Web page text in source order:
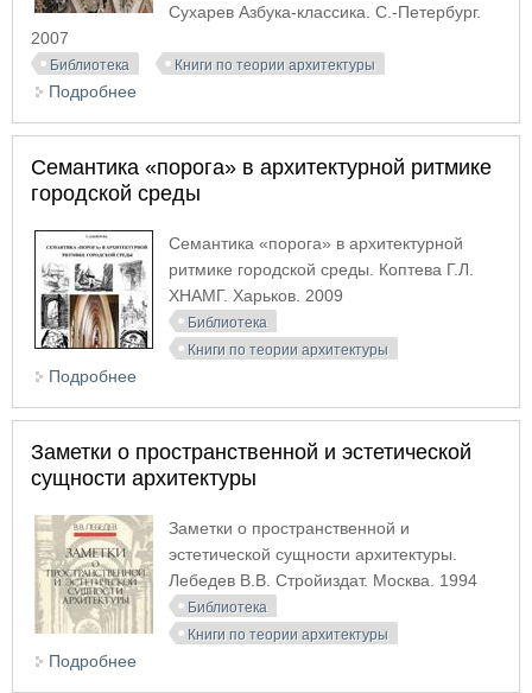
Сухарев Азбука-классика. С.-Петербург.
2007
Библиотека Книги по теории архитектуры
Подробнее
Семантика «порога» в архитектурной ритмике
городской среды
Семантика «порога» в архитектурной
ритмике городской среды. Коптева Г.Л.
ХНАМГ. Харьков. 2009
Библиотека
Книги по теории архитектуры
Подробнее
Заметки о пространственной и эстетической
сущности архитектуры
Заметки о пространственной и
эстетической сущности архитектуры.
Лебедев В.В. Стройиздат. Москва. 1994
Библиотека
Книги по теории архитектуры
Подробнее